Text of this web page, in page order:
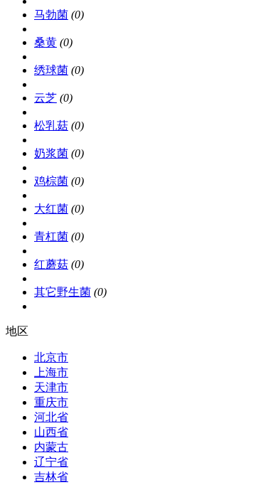
马勃菌 (0)
桑黄 (0)
绣球菌 (0)
云芝 (0)
松乳菇 (0)
奶浆菌 (0)
鸡棕菌 (0)
大红菌 (0)
青杠菌 (0)
红蘑菇 (0)
其它野生菌 (0)
地区
北京市
上海市
天津市
重庆市
河北省
山西省
内蒙古
辽宁省
吉林省